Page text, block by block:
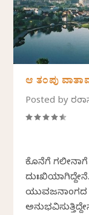
ಆ ತಂಪು
Posted by
ಕೊನೆಗೆ
ಯುವಜನಾಂಗದ